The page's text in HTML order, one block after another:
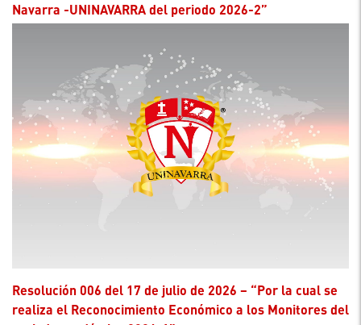
Navarra -UNINAVARRA del periodo 2026-2”
Resolución 006 del 17 de julio de 2026 – “Por la cual se
realiza el Reconocimiento Económico a los Monitores del